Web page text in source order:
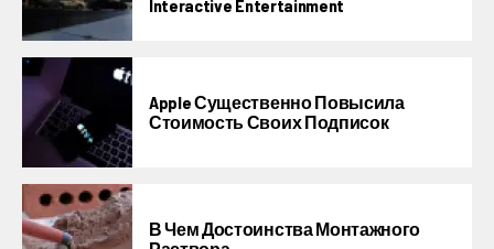
Interactive Entertainment
Apple Существенно Повысила
Стоимость Своих Подписок
В Чем Достоинства Монтажного